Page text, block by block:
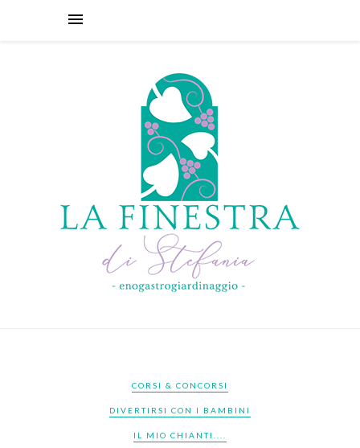
CORSI & CONCORSI
DIVERTIRSI CON I BAMBINI
IL MIO CHIANTI....